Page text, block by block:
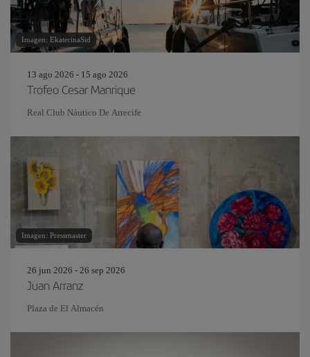
Imagen: EkaterinaSid
13 ago 2026 - 15 ago 2026
Trofeo Cesar Manrique
Real Club Náutico De Arrecife
Imagen: Pressmaster
26 jun 2026 - 26 sep 2026
Juan Arranz
Plaza de El Almacén